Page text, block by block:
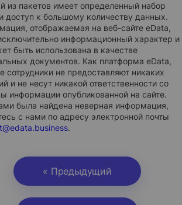
из пакетов имеет определенный набор
доступ к большому количеству данных.
отображаемая на веб-сайте eData,
информационный характер и
быть использована в качестве
документов. Как платформа eData,
сотрудники не предоставляют никаких
и не несут никакой ответственности со
информации опубликованной на сайте.
была найдена неверная информация,
с нами по адресу электронной почты
.
« Предыдущий